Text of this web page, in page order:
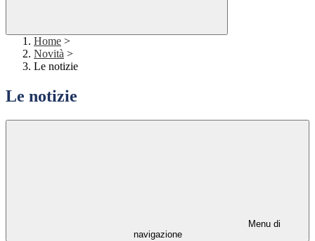
Home >
Novità >
Le notizie
Le notizie
Menu di
navigazione